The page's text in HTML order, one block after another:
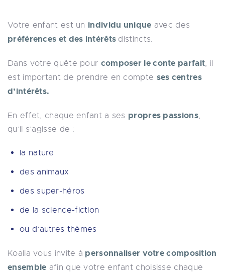
Votre enfant est un individu unique avec des
préférences et des intérêts distincts.
Dans votre quête pour composer le conte parfait, il
est important de prendre en compte ses centres
d’intérêts.
En effet, chaque enfant a ses propres passions,
qu’il s’agisse de :
la nature
des animaux
des super-héros
de la science-fiction
ou d’autres thèmes
Koalia vous invite à personnaliser votre composition
ensemble afin que votre enfant choisisse chaque